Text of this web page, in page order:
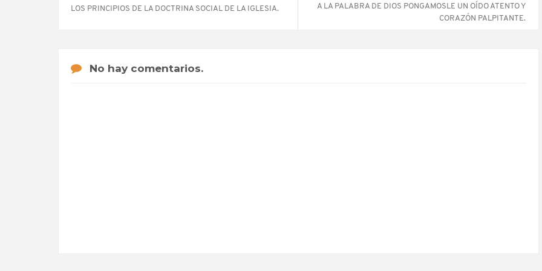
A LA PALABRA DE DIOS PONGAMOSLE UN OÍDO ATENTO Y
CORAZÓN PALPITANTE.
LOS PRINCIPIOS DE LA DOCTRINA SOCIAL DE LA IGLESIA.
No hay comentarios.